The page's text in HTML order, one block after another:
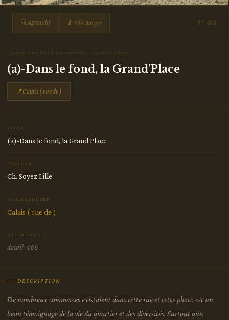
🔍 Agrandir ⬇ Télécharger N° 406
CARTE POSTALE ANCIENNE · SAINT-OMER
(a)-Dans le fond, la Grand'Place
📍Calais ( rue de )
TITRE
(a)-Dans le fond, la Grand'Place
ÉDITEUR
Ch. Soyez Lille
RUE ASSOCIÉE
Calais ( rue de )
RÉFÉRENCE
detail-406
DESCRIPTION
De nombreux commerces existaient dans cette rue et cette photo est un
beau témoignage de la vie du quartier et des diversités. Surtout que,